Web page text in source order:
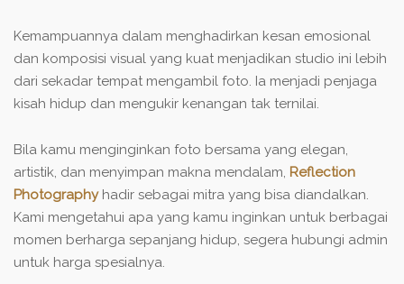
Kemampuannya dalam menghadirkan kesan emosional
dan komposisi visual yang kuat menjadikan studio ini lebih
dari sekadar tempat mengambil foto. Ia menjadi penjaga
kisah hidup dan mengukir kenangan tak ternilai.
Bila kamu menginginkan foto bersama yang elegan,
artistik, dan menyimpan makna mendalam, Reflection
Photographyhadir sebagai mitra yang bisa diandalkan.
Kami mengetahui apa yang kamu inginkan untuk berbagai
momen berharga sepanjang hidup, segera hubungi admin
untuk harga spesialnya.